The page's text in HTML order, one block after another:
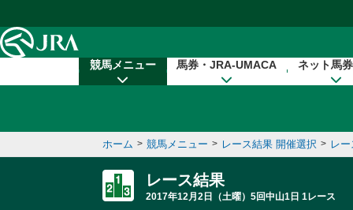
競馬メニュー 馬券・JRA-UMACA ネット馬
ホーム > 競馬メニュー > レース結果 開催選択 > レ
レース結果
2017年12月2日（土曜）5回中山1日 1レース